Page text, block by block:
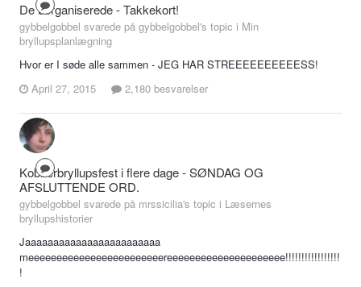
De uorganiserede - Takkekort!
gybbelgobbel svarede på gybbelgobbel's topic i Min
bryllupsplanlægning
Hvor er I søde alle sammen - JEG HAR STREEEEEEEEEESS!
April 27, 2015
2,180 besvarelser
Kobberbryllupsfest i flere dage - SØNDAG OG
AFSLUTTENDE ORD.
gybbelgobbel svarede på mrssicilia's topic i Læsernes
bryllupshistorier
Jaaaaaaaaaaaaaaaaaaaaaaaa
meeeeeeeeeeeeeeeeeeeeeeeereeeeeeeeeeeeeeeeeeeee!!!!!!!!!!!!!!!!!
!